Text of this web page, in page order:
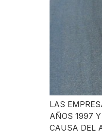
LAS
AÑOS 1997
CAUSA DEL